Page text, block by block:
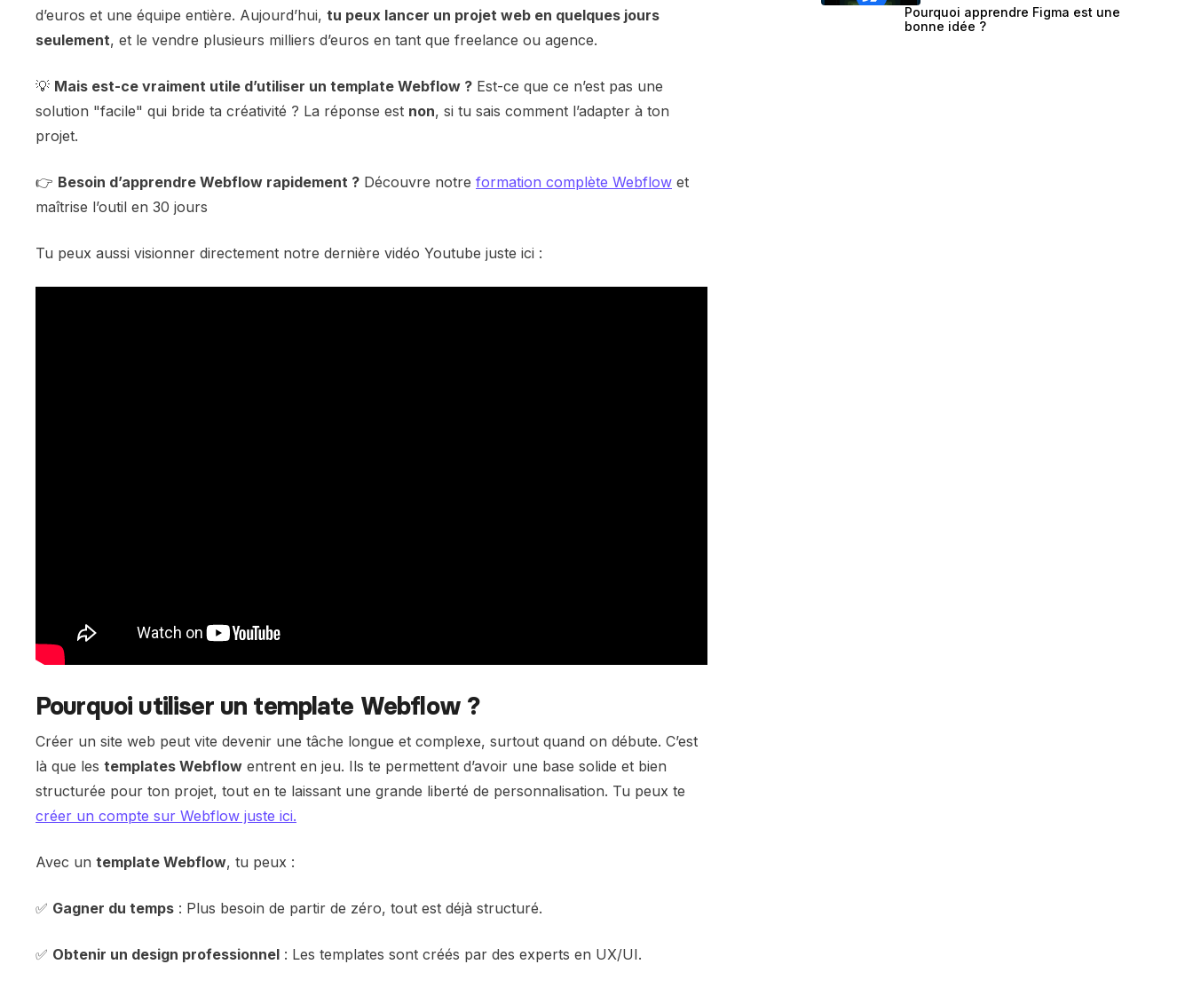
d’euros et une équipe entière. Aujourd’hui, tu peux lancer un projet web en quelques jours
seulement, et le vendre plusieurs milliers d’euros en tant que freelance ou agence.
💡 Mais est-ce vraiment utile d’utiliser un template Webflow ? Est-ce que ce n’est pas une
solution "facile" qui bride ta créativité ? La réponse est non, si tu sais comment l’adapter à ton
projet.
👉 Besoin d’apprendre Webflow rapidement ? Découvre notre formation complète Webflow et
maîtrise l’outil en 30 jours
Tu peux aussi visionner directement notre dernière vidéo Youtube juste ici :
Pourquoi utiliser un template Webflow ?
Créer un site web peut vite devenir une tâche longue et complexe, surtout quand on débute. C’est
là que les templates Webflow entrent en jeu. Ils te permettent d’avoir une base solide et bien
structurée pour ton projet, tout en te laissant une grande liberté de personnalisation. Tu peux te
créer un compte sur Webflow juste ici.
Avec un template Webflow, tu peux :
✅ Gagner du temps : Plus besoin de partir de zéro, tout est déjà structuré.
✅ Obtenir un design professionnel : Les templates sont créés par des experts en UX/UI.
Pourquoi apprendre Figma est une
bonne idée ?